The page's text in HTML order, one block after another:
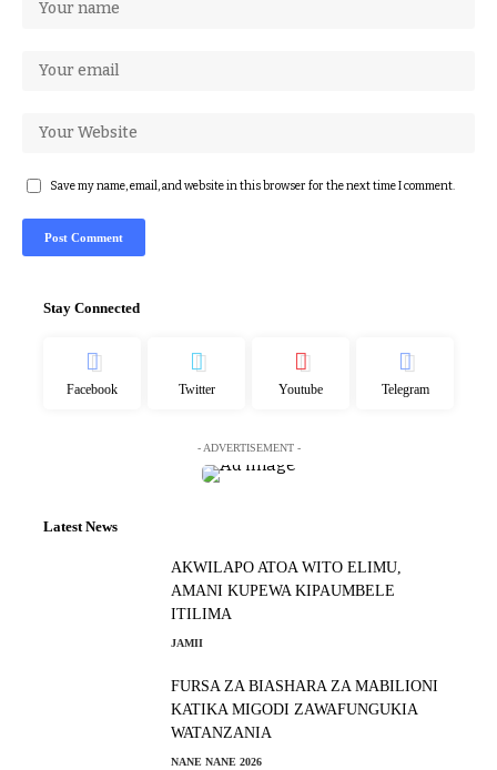
Save my name, email, and website in this browser for the next time I comment.
Stay Connected
Facebook Twitter Youtube Telegram
- ADVERTISEMENT -
Latest News
AKWILAPO ATOA WITO ELIMU,
AMANI KUPEWA KIPAUMBELE
ITILIMA
JAMII
FURSA ZA BIASHARA ZA MABILIONI
KATIKA MIGODI ZAWAFUNGUKIA
WATANZANIA
NANE NANE 2026